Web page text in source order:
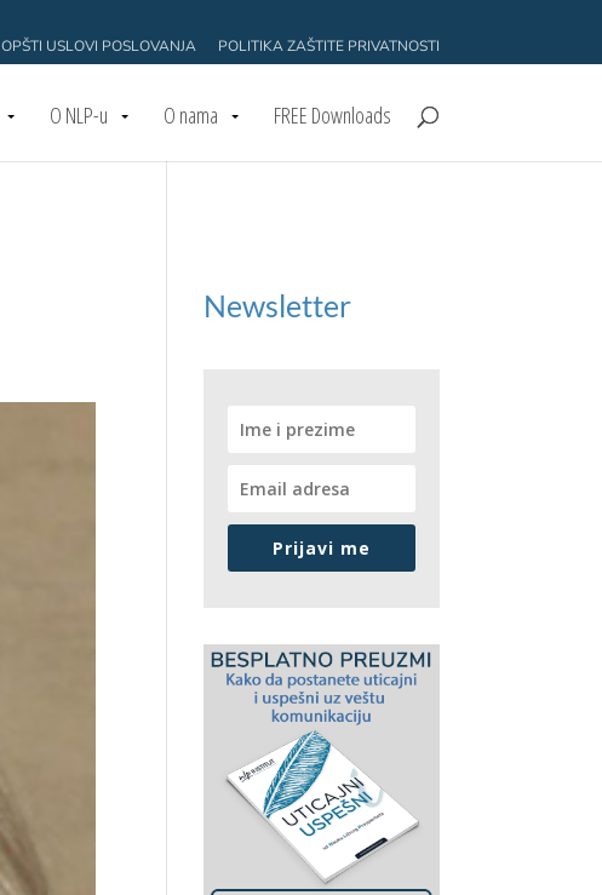
OPŠTI USLOVI POSLOVANJA POLITIKA ZAŠTITE PRIVATNOSTI
O NLP-u O nama FREE Downloads
Newsletter
Prijavi me